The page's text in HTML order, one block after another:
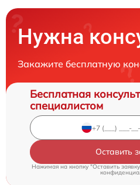
Нужна
Закажите бесплатную
Бесплатная
специалистом
Оставить
Нажимая на кнопку "Оставить